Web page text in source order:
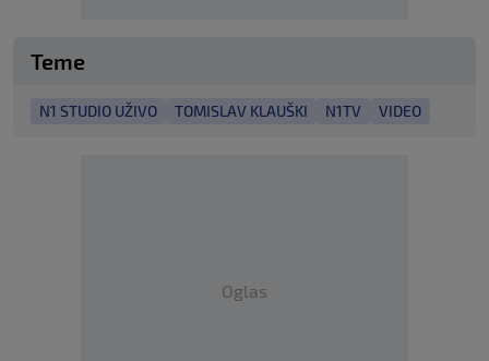
Teme
N1 STUDIO UŽIVO TOMISLAV KLAUŠKI N1TV VIDEO
Oglas